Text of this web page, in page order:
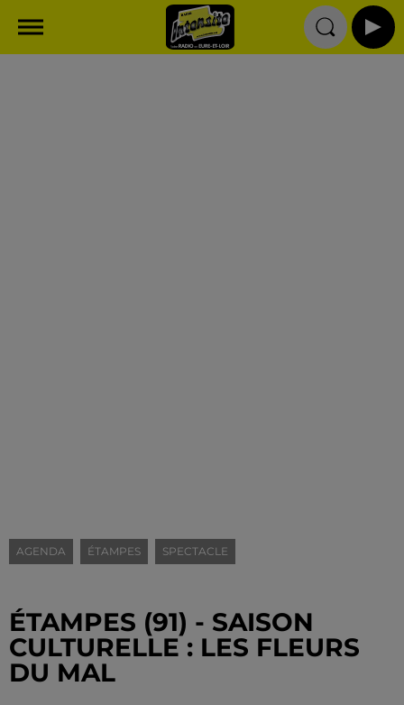
AGENDA ÉTAMPES SPECTACLE
ÉTAMPES (91) - SAISON
CULTURELLE : LES FLEURS
DU MAL